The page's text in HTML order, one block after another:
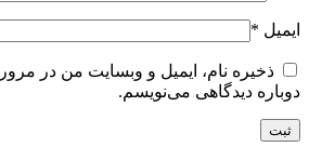
ایمیل *
ذخیره نام، ایمیل و وبسایت من در
دوباره دیدگاهی می‌نویسم.